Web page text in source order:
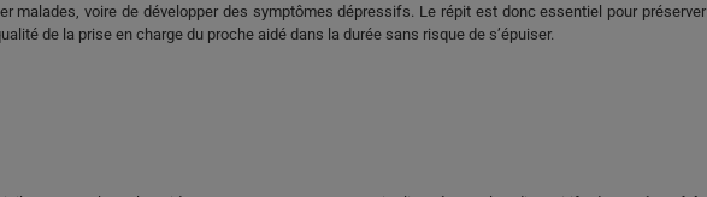
malades, voire de développer des symptômes dépressifs. Le répit est donc essentiel pour préserver
de la prise en charge du proche aidé dans la durée sans risque de s’épuiser.